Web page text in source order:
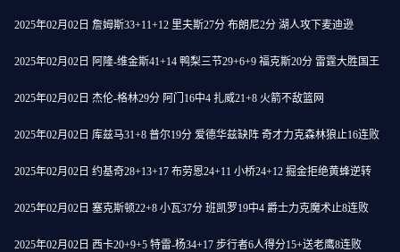
2025年02月02日 詹姆斯33+11+12 里夫斯27分 布朗尼2分 湖人攻下麦迪逊
2025年02月02日 阿隆-维金斯41+14 鸭梨三节29+6+9 福克斯20分 雷霆大胜国王
2025年02月02日 杰伦-格林29分 阿门16中4 扎威21+8 火箭不敌篮网
2025年02月02日 库兹马31+8 普尔19分 爱德华兹缺阵 奇才力克森林狼止16连败
2025年02月02日 约基奇28+13+17 布劳恩24+11 小桥24+12 掘金拒绝黄蜂逆转
2025年02月02日 塞克斯顿22+8 小瓦37分 班凯罗19中4 爵士力克魔术止8连败
2025年02月02日 西卡20+9+5 特雷-杨34+17 步行者6人得分15+送老鹰8连败